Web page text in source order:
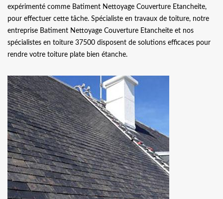
expérimenté comme Batiment Nettoyage Couverture Etancheite,
pour effectuer cette tâche. Spécialiste en travaux de toiture, notre
entreprise Batiment Nettoyage Couverture Etancheite et nos
spécialistes en toiture 37500 disposent de solutions efficaces pour
rendre votre toiture plate bien étanche.